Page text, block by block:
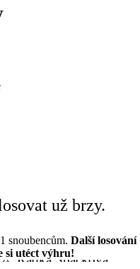
už brzy.
snoubencům. Další losování
si utéct výhru!
Radka Špačková